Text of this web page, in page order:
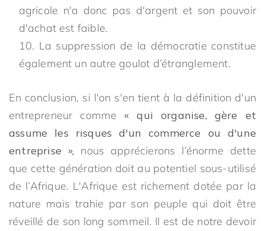
agricole n'a donc pas d'argent et son pouvoir
d'achat est faible.
La suppression de la démocratie constitue
également un autre goulot d’étranglement.
En conclusion, si l'on s'en tient à la définition d'un
entrepreneur comme« qui organise, gère et
assume les risques d'un commerce ou d'une
entreprise », nous apprécierons l’énorme dette
que cette génération doit au potentiel sous-utilisé
de l’Afrique. L'Afrique est richement dotée par la
nature mais trahie par son peuple qui doit être
réveillé de son long sommeil. Il est de notre devoir